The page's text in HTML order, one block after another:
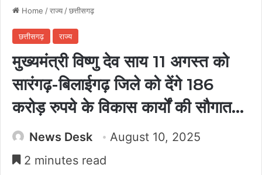
Home /राज्य/छत्तीसगढ़
छत्तीसगढ़ राज्य
मुख्यमंत्री विष्णु देव साय 11 अगस्त को
सारंगढ़-बिलाईगढ़ जिले को देंगे 186
करोड़ रुपये के विकास कार्यों की सौगात…
News Desk
August 10, 2025
2 minutes read